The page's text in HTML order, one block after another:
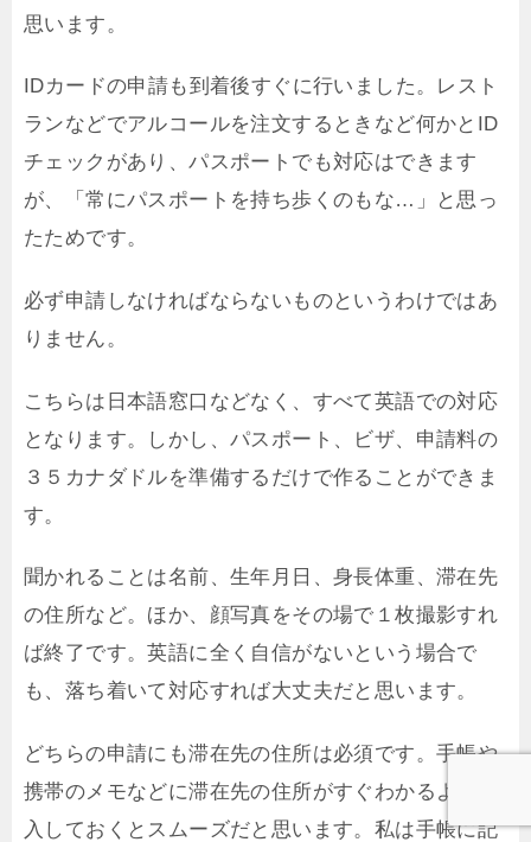
思います。
IDカードの申請も到着後すぐに行いました。レスト
ランなどでアルコールを注文するときなど何かとID
チェックがあり、パスポートでも対応はできます
が、「常にパスポートを持ち歩くのもな…」と思っ
たためです。
必ず申請しなければならないものというわけではあ
りません。
こちらは日本語窓口などなく、すべて英語での対応
となります。しかし、パスポート、ビザ、申請料の
３５カナダドルを準備するだけで作ることができま
す。
聞かれることは名前、生年月日、身長体重、滞在先
の住所など。ほか、顔写真をその場で１枚撮影すれ
ば終了です。英語に全く自信がないという場合で
も、落ち着いて対応すれば大丈夫だと思います。
どちらの申請にも滞在先の住所は必須です。手帳や
携帯のメモなどに滞在先の住所がすぐわかるよう記
入しておくとスムーズだと思います。私は手帳に記